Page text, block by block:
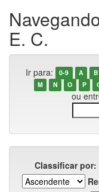
E. C.
Ir para: 0-9 A B
M
N O P
ou
Classificar por: